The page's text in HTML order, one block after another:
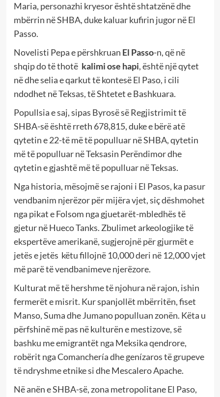
Maria, personazhi kryesor është shtatzënë dhe
mbërrin në SHBA, duke kaluar kufirin jugor në El
Passo.
Novelisti Pepa e përshkruan El Passo-n, që në
shqip do të thotë kalimi ose hapi, është një qytet
në dhe selia e qarkut të kontesë El Paso, i cili
ndodhet në Teksas, të Shtetet e Bashkuara.
Popullsia e saj, sipas Byrosë së Regjistrimit të
SHBA-së është rreth 678,815, duke e bërë atë
qytetin e 22-të më të populluar në SHBA, qytetin
më të populluar në Teksasin Perëndimor dhe
qytetin e gjashtë më të populluar në Teksas.
Nga historia, mësojmë se rajoni i El Pasos, ka pasur
vendbanim njerëzor për mijëra vjet, siç dëshmohet
nga pikat e Folsom nga gjuetarët-mbledhës të
gjetur në Hueco Tanks. Zbulimet arkeologjike të
ekspertëve amerikanë, sugjerojnë për gjurmët e
jetës e jetës këtu fillojnë 10,000 deri në 12,000 vjet
më parë të vendbanimeve njerëzore.
Kulturat më të hershme të njohura në rajon, ishin
fermerët e misrit. Kur spanjollët mbërritën, fiset
Manso, Suma dhe Jumano populluan zonën. Këta u
përfshinë më pas në kulturën e mestizove, së
bashku me emigrantët nga Meksika qendrore,
robërit nga Comanchería dhe genízaros të grupeve
të ndryshme etnike si dhe Mescalero Apache.
Në anën e SHBA-së, zona metropolitane El Paso,